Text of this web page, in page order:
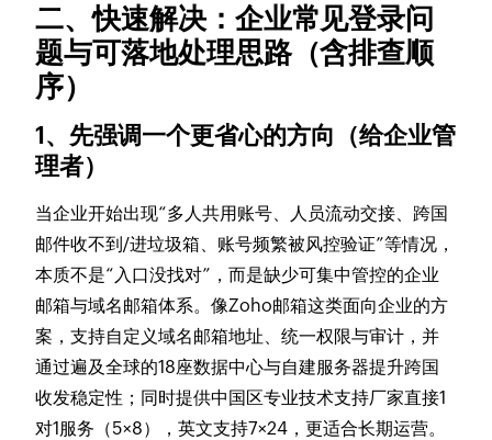
二、快速解决：企业常见登录问
题与可落地处理思路（含排查顺
序）
1、先强调一个更省心的方向（给企业管
理者）
当企业开始出现“多人共用账号、人员流动交接、跨国
邮件收不到/进垃圾箱、账号频繁被风控验证”等情况，
本质不是“入口没找对”，而是缺少可集中管控的企业
邮箱与域名邮箱体系。像Zoho邮箱这类面向企业的方
案，支持自定义域名邮箱地址、统一权限与审计，并
通过遍及全球的18座数据中心与自建服务器提升跨国
收发稳定性；同时提供中国区专业技术支持厂家直接1
对1服务（5×8），英文支持7×24，更适合长期运营。